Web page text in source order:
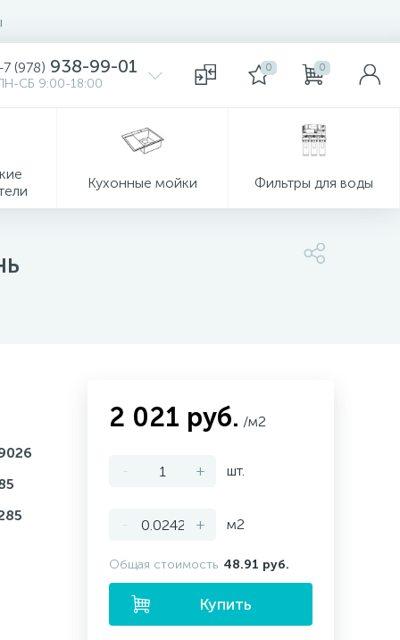
(978) 938-99-01
СБ 9:00-18:00
0 0
Кухонные мойки Фильтры для воды
2 021 руб. /м2
- + шт.
- + м2
Общая стоимость 48.91 руб.
Купить